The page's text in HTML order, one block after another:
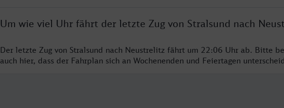
Um wie viel Uhr fährt der letzte Zug von Stralsund nach
Der letzte Zug von Stralsund nach Neustrelitz fährt um 22:06 Uhr ab. Bitte
auch hier, dass der Fahrplan sich an Wochenenden und Feiertagen